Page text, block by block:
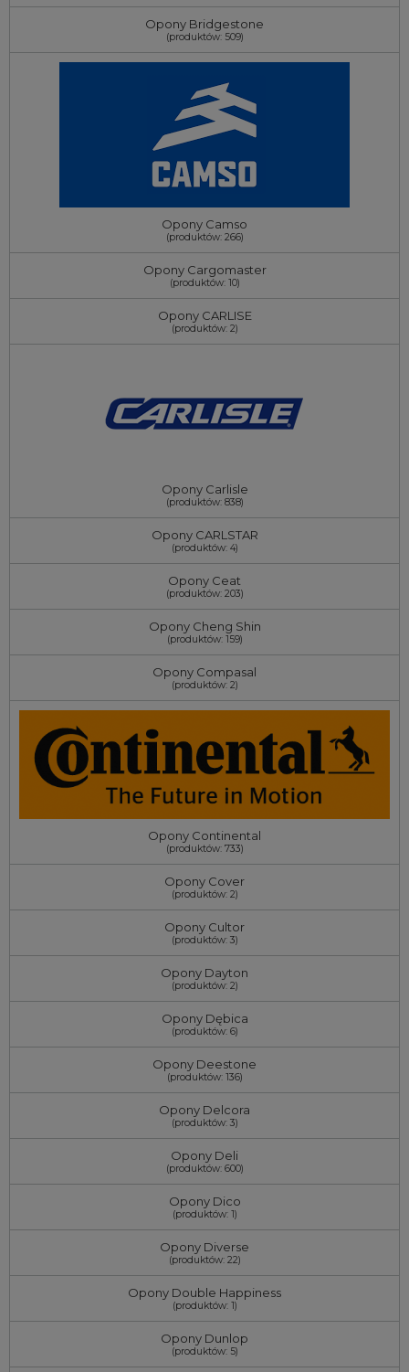
Opony Bridgestone
(produktów: 509)
Opony Camso
(produktów: 266)
Opony Cargomaster
(produktów: 10)
Opony CARLISE
(produktów: 2)
Opony Carlisle
(produktów: 838)
Opony CARLSTAR
(produktów: 4)
Opony Ceat
(produktów: 203)
Opony Cheng Shin
(produktów: 159)
Opony Compasal
(produktów: 2)
Opony Continental
(produktów: 733)
Opony Cover
(produktów: 2)
Opony Cultor
(produktów: 3)
Opony Dayton
(produktów: 2)
Opony Dębica
(produktów: 6)
Opony Deestone
(produktów: 136)
Opony Delcora
(produktów: 3)
Opony Deli
(produktów: 600)
Opony Dico
(produktów: 1)
Opony Diverse
(produktów: 22)
Opony Double Happiness
(produktów: 1)
Opony Dunlop
(produktów: 5)